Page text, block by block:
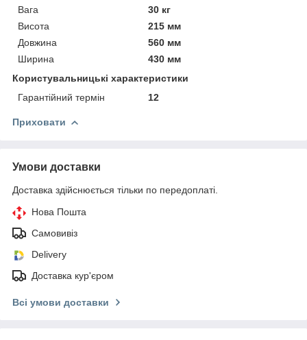
Вага
30 кг
Висота
215 мм
Довжина
560 мм
Ширина
430 мм
Користувальницькі характеристики
Гарантійний термін
12
Приховати
Умови доставки
Доставка здійснюється тільки по передоплаті.
Нова Пошта
Самовивіз
Delivery
Доставка кур'єром
Всі умови доставки